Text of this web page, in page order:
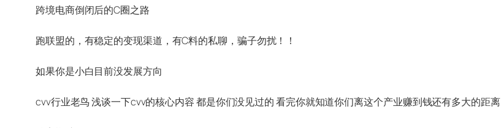
跨境电商倒闭后的C圈之路
跑联盟的，有稳定的变现渠道，有C料的私聊，骗子勿扰！！
如果你是小白目前没发展方向
cvv行业老鸟 浅谈一下cvv的核心内容 都是你们没见过的 看完你就知道你们离这个产业赚到钱还有多大的距离